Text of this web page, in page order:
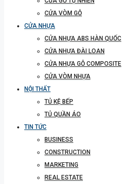
CỬA VÒM GỖ
CỬA NHỰA
CỬA NHỰA ABS HÀN QUỐC
CỬA NHỰA ĐÀI LOAN
CỬA NHỰA GỖ COMPOSITE
CỬA VÒM NHỰA
NỘI THẤT
TỦ KỆ BẾP
TỦ QUẦN ÁO
TIN TỨC
BUSINESS
CONSTRUCTION
MARKETING
REAL ESTATE